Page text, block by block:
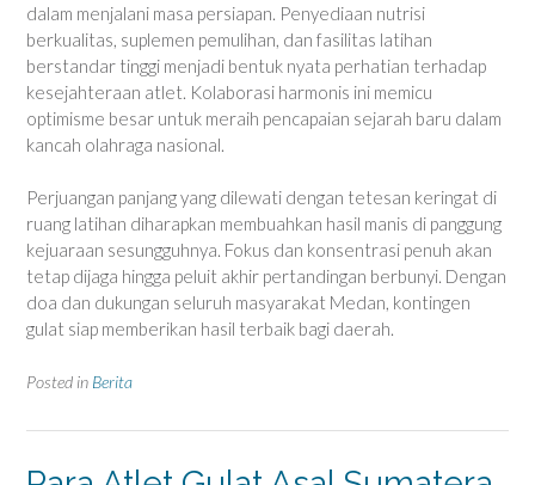
dalam menjalani masa persiapan. Penyediaan nutrisi
berkualitas, suplemen pemulihan, dan fasilitas latihan
berstandar tinggi menjadi bentuk nyata perhatian terhadap
kesejahteraan atlet. Kolaborasi harmonis ini memicu
optimisme besar untuk meraih pencapaian sejarah baru dalam
kancah olahraga nasional.
Perjuangan panjang yang dilewati dengan tetesan keringat di
ruang latihan diharapkan membuahkan hasil manis di panggung
kejuaraan sesungguhnya. Fokus dan konsentrasi penuh akan
tetap dijaga hingga peluit akhir pertandingan berbunyi. Dengan
doa dan dukungan seluruh masyarakat Medan, kontingen
gulat siap memberikan hasil terbaik bagi daerah.
Posted in Berita